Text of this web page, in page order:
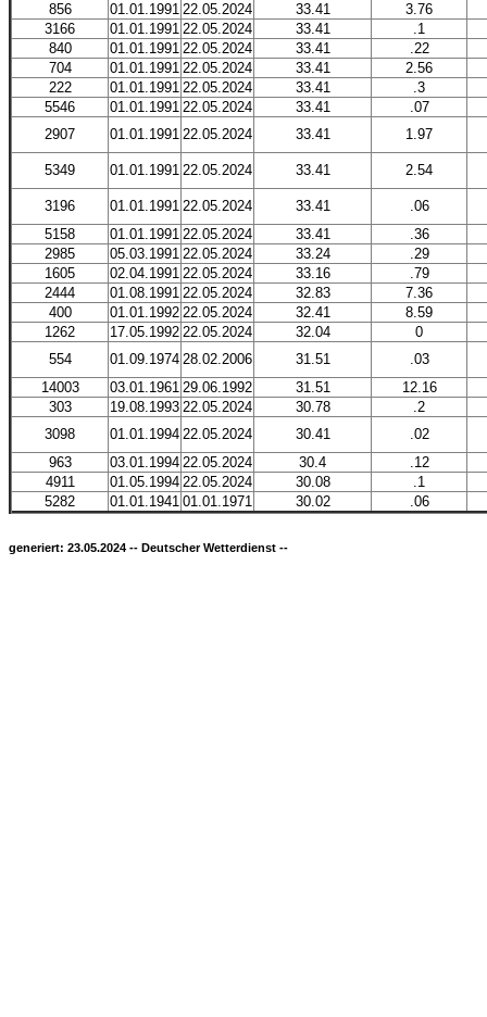
856
01.01.1991 22.05.2024 33.41
3.76
3166
01.01.1991 22.05.2024 33.41
.1
840
01.01.1991 22.05.2024 33.41
.22
704
01.01.1991 22.05.2024 33.41
2.56
222
01.01.1991 22.05.2024 33.41
.3
5546
01.01.1991 22.05.2024 33.41
.07
2907
01.01.1991 22.05.2024 33.41 1.97
5349 01.01.1991 22.05.2024 33.41 2.54
3196 01.01.1991 22.05.2024 33.41
.06
5158
01.01.1991 22.05.2024 33.41
.36
2985
05.03.1991 22.05.2024 33.24
.29
1605
02.04.1991 22.05.2024 33.16
.79
2444
01.08.1991 22.05.2024 32.83
7.36
400
01.01.1992 22.05.2024 32.41
8.59
1262
17.05.1992 22.05.2024 32.04
0
554
01.09.1974 28.02.2006 31.51
.03
14003
03.01.1961 29.06.1992 31.51
12.16
303
19.08.1993 22.05.2024 30.78
.2
3098
01.01.1994 22.05.2024 30.41
.02
963
03.01.1994 22.05.2024 30.4
.12
4911
01.05.1994 22.05.2024 30.08
.1
5282
01.01.1941 01.01.1971 30.02 .06
generiert: 23.05.2024 -- Deutscher Wetterdienst --